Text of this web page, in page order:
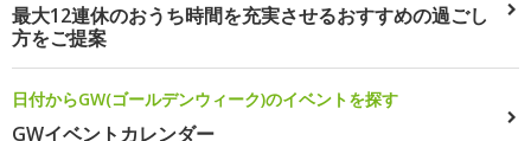
最大12連休のおうち時間を充実させるおすすめの過ごし
方をご提案
日付からGW(ゴールデンウィーク)のイベントを探す
GWイベントカレンダー